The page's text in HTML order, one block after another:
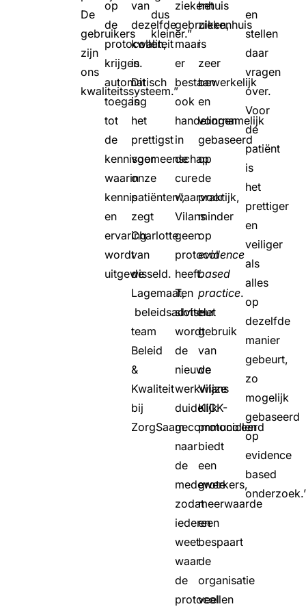
De
gebruikers
zijn
ons
kwaliteitssysteem.”
op
de
protocollen,
krijgen
automatisch
toegang
tot
de
kennisgemeenschap
waarin
kennis
en
ervaring
wordt
uitgewisseld.
van
dezelfde
kwaliteit
is.
Dit
is
het
prettigst
voor
onze
patiënten”,
zegt
Charlotte
van
de
Lagemaat,
beleidsadviseur
team
Beleid
&
Kwaliteit
bij
ZorgSaam.
dus
kleiner.”
ziekenhuis
gebruiken,
maar
er
bestaan
ook
handelingen
in
de
cure
waarvoor
Vilans
geen
protocol
heeft.
Ten
slotte
wordt
de
nieuwe
werkwijze
duidelijk
gecommuniceerd
naar
de
medewerkers,
zodat
iedereen
weet
waar
de
protocollen
het
ziekenhuis
is
zeer
bewerkelijk
en
voornamelijk
gebaseerd
op
de
praktijk,
minder
op
evidence
based
practice.
Het
gebruik
van
de
Vilans
KICK-
protocollen
biedt
een
grote
meerwaarde
en
bespaart
de
organisatie
veel
en
stellen
daar
vragen
over.
Voor
de
patiënt
is
het
prettiger
en
veiliger
als
alles
op
dezelfde
manier
gebeurt,
zo
mogelijk
gebaseerd
op
evidence
based